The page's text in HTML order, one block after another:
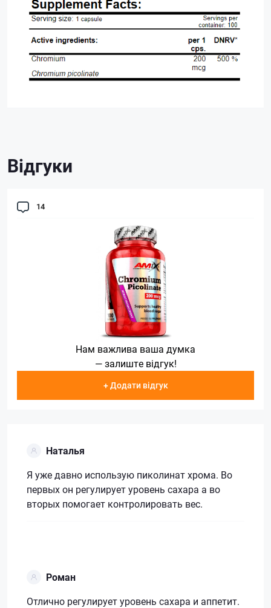
Відгуки
14
Нам важлива ваша думка
— залиште відгук!
+ Додати відгук
Наталья
Я уже давно использую пиколинат хрома. Во
первых он регулирует уровень сахара а во
вторых помогает контролировать вес.
Роман
Отлично регулирует уровень сахара и аппетит.